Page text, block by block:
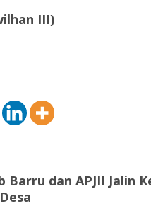
III)
Barru dan APJII Jalin